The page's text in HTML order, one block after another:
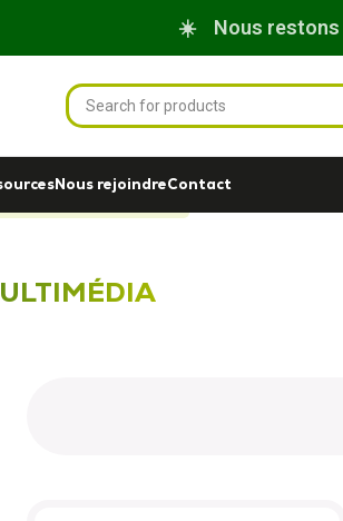
☀️ Nous
Nous rejoindreContact